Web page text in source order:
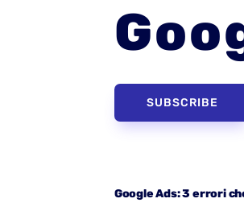
SUBSCRIBE
Google Ads: 3 errori